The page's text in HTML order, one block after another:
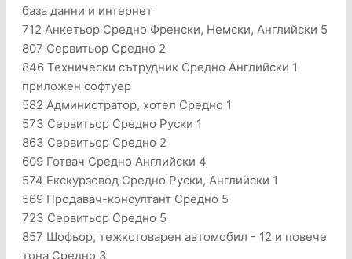
база данни и интернет
712 Анкетьор Средно Френски, Немски, Английски 5
807 Сервитьор Средно 2
846 Технически сътрудник Средно Английски 1
приложен софтуер
582 Администратор, хотел Средно 1
573 Сервитьор Средно Руски 1
863 Сервитьор Средно 2
609 Готвач Средно Английски 4
574 Екскурзовод Средно Руски, Английски 1
569 Продавач-консултант Средно 5
723 Сервитьор Средно 5
857 Шофьор, тежкотоварен автомобил - 12 и повече
тона Средно 3